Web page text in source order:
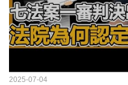
2025-07-04